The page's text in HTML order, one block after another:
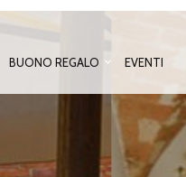
BUONO REGALO EVENTI